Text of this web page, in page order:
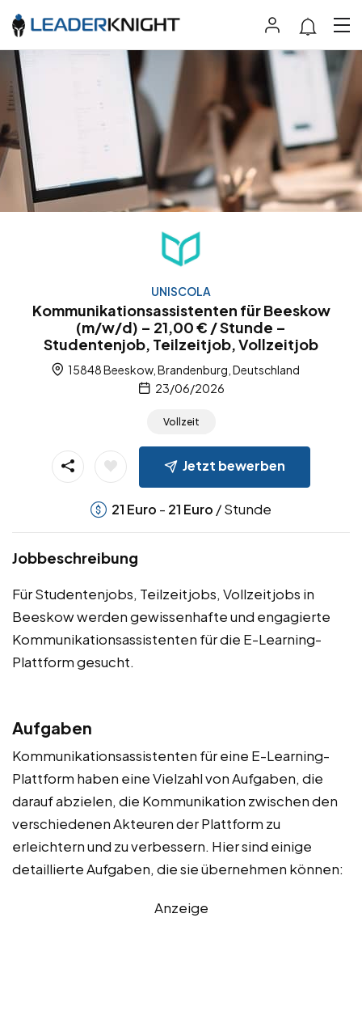
UNISCOLA
Kommunikationsassistenten für Beeskow
(m/w/d) – 21,00 € / Stunde –
Studentenjob, Teilzeitjob, Vollzeitjob
15848 Beeskow, Brandenburg, Deutschland
23/06/2026
Vollzeit
Jetzt bewerben
21 Euro - 21 Euro / Stunde
Jobbeschreibung
Für Studentenjobs, Teilzeitjobs, Vollzeitjobs in
Beeskow werden gewissenhafte und engagierte
Kommunikationsassistenten für die E-Learning-
Plattform gesucht.
Aufgaben
Kommunikationsassistenten für eine E-Learning-
Plattform haben eine Vielzahl von Aufgaben, die
darauf abzielen, die Kommunikation zwischen den
verschiedenen Akteuren der Plattform zu
erleichtern und zu verbessern. Hier sind einige
detaillierte Aufgaben, die sie übernehmen können:
Anzeige